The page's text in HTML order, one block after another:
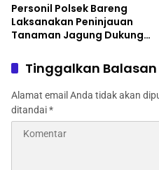
Personil Polsek Bareng
Laksanakan Peninjauan
Tanaman Jagung Dukung
Pangan
Tinggalkan Balasan
Alamat email Anda tidak akan
ditandai*